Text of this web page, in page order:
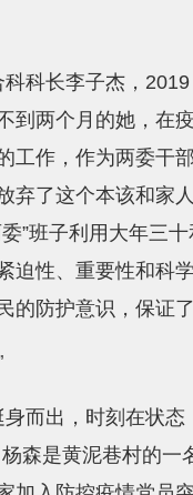
科长李子杰，
到两个月的她，在
工作，作为两委干
弃了这个本该和家
”班子利用大年三
迫性、重要性和科
的防护意识，保证
而出，时刻在状态
森是黄泥巷村的